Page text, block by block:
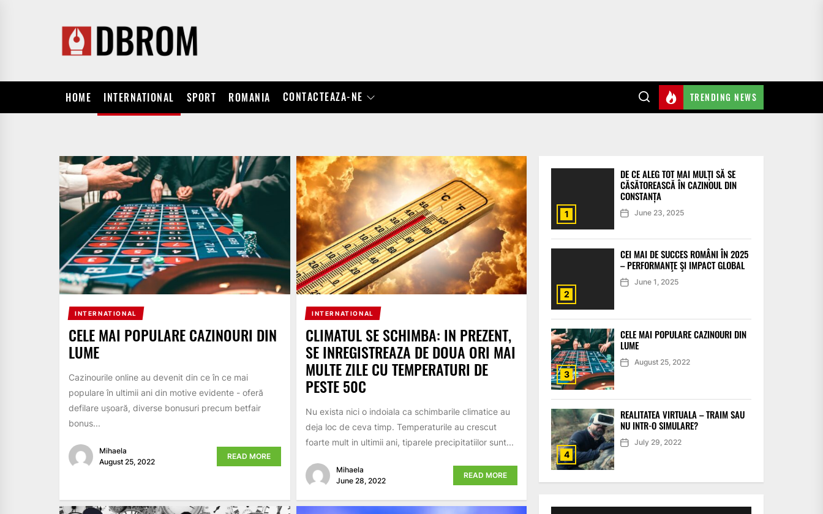
HOME INTERNATIONAL SPORT ROMANIA CONTACTEAZA-NE TRENDING NEWS
INTERNATIONAL
CELE MAI POPULARE CAZINOURI DIN
LUME
Cazinourile online au devenit din ce în ce mai
populare în ultimii ani din motive evidente - oferă
defilare ușoară, diverse bonusuri precum betfair
bonus...
Mihaela
August 25, 2022
READ MORE
INTERNATIONAL
CLIMATUL SE SCHIMBA: IN PREZENT,
SE INREGISTREAZA DE DOUA ORI MAI
MULTE ZILE CU TEMPERATURI DE
PESTE 50C
Nu exista nici o indoiala ca schimbarile climatice au
deja loc de ceva timp. Temperaturile au crescut
foarte mult in ultimii ani, tiparele precipitatiilor sunt...
Mihaela
June 28, 2022
READ MORE
1
DE CE ALEG TOT MAI MULȚI SĂ SE
CĂSĂTOREASCĂ ÎN CAZINOUL DIN
CONSTANȚA
June 23, 2025
2
CEI MAI DE SUCCES ROMÂNI ÎN 2025
– PERFORMANŢE ŞI IMPACT GLOBAL
June 1, 2025
3
CELE MAI POPULARE CAZINOURI DIN
LUME
August 25, 2022
4
REALITATEA VIRTUALA – TRAIM SAU
NU INTR-O SIMULARE?
July 29, 2022